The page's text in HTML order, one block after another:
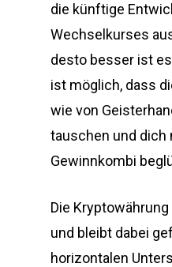
die künftige
Wechselkurses
desto besser ist
ist möglich, dass
wie von
tauschen und dich
Gewinnkombi
Die
und bleibt dabei
horizontalen